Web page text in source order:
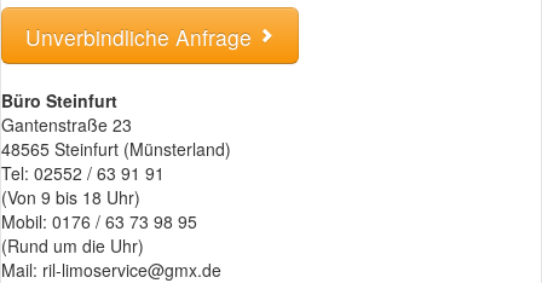
Unverbindliche Anfrage
Büro Steinfurt
Gantenstraße 23
48565 Steinfurt (Münsterland)
Tel: 02552 / 63 91 91
(Von 9 bis 18 Uhr)
Mobil: 0176 / 63 73 98 95
(Rund um die Uhr)
Mail: ril-limoservice@gmx.de